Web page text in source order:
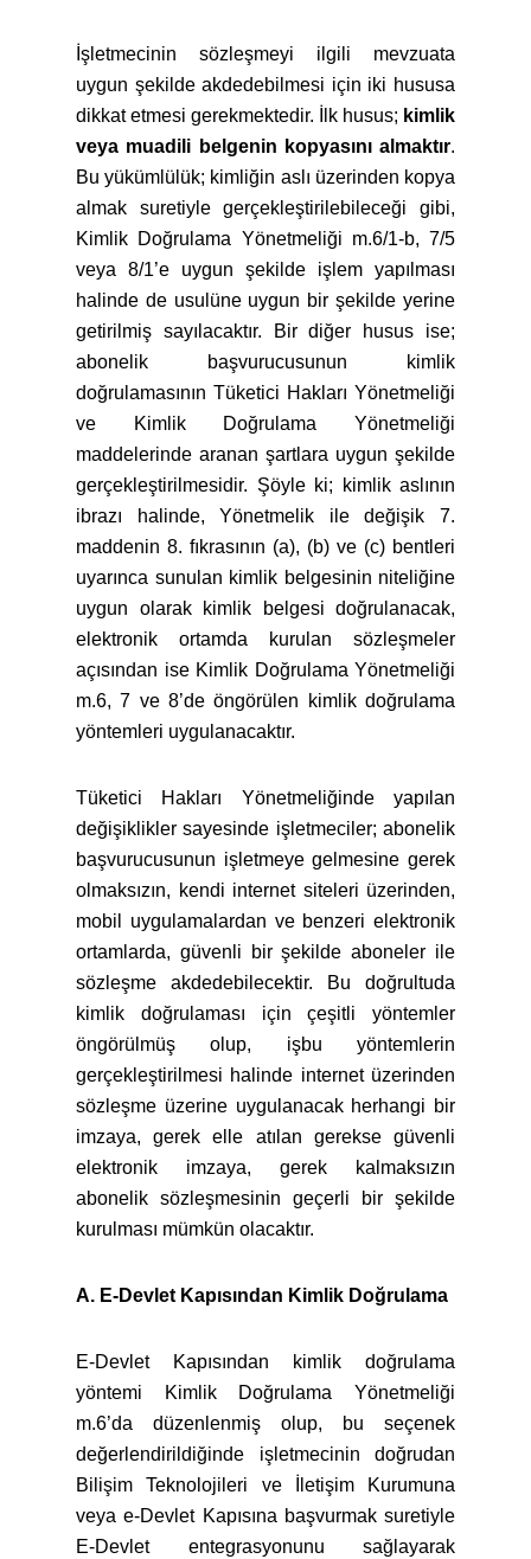
İşletmecinin sözleşmeyi ilgili mevzuata
uygun şekilde akdedebilmesi için iki hususa
dikkat etmesi gerekmektedir. İlk husus; kimlik
veya muadili belgenin kopyasını almaktır.
Bu yükümlülük; kimliğin aslı üzerinden kopya
almak suretiyle gerçekleştirilebileceği gibi,
Kimlik Doğrulama Yönetmeliği m.6/1-b, 7/5
veya 8/1’e uygun şekilde işlem yapılması
halinde de usulüne uygun bir şekilde yerine
getirilmiş sayılacaktır. Bir diğer husus ise;
abonelik başvurucusunun kimlik
doğrulamasının Tüketici Hakları Yönetmeliği
ve Kimlik Doğrulama Yönetmeliği
maddelerinde aranan şartlara uygun şekilde
gerçekleştirilmesidir. Şöyle ki; kimlik aslının
ibrazı halinde, Yönetmelik ile değişik 7.
maddenin 8. fıkrasının (a), (b) ve (c) bentleri
uyarınca sunulan kimlik belgesinin niteliğine
uygun olarak kimlik belgesi doğrulanacak,
elektronik ortamda kurulan sözleşmeler
açısından ise Kimlik Doğrulama Yönetmeliği
m.6, 7 ve 8’de öngörülen kimlik doğrulama
yöntemleri uygulanacaktır.
Tüketici Hakları Yönetmeliğinde yapılan
değişiklikler sayesinde işletmeciler; abonelik
başvurucusunun işletmeye gelmesine gerek
olmaksızın, kendi internet siteleri üzerinden,
mobil uygulamalardan ve benzeri elektronik
ortamlarda, güvenli bir şekilde aboneler ile
sözleşme akdedebilecektir. Bu doğrultuda
kimlik doğrulaması için çeşitli yöntemler
öngörülmüş olup, işbu yöntemlerin
gerçekleştirilmesi halinde internet üzerinden
sözleşme üzerine uygulanacak herhangi bir
imzaya, gerek elle atılan gerekse güvenli
elektronik imzaya, gerek kalmaksızın
abonelik sözleşmesinin geçerli bir şekilde
kurulması mümkün olacaktır.
A. E-Devlet Kapısından Kimlik Doğrulama
E-Devlet Kapısından kimlik doğrulama
yöntemi Kimlik Doğrulama Yönetmeliği
m.6’da düzenlenmiş olup, bu seçenek
değerlendirildiğinde işletmecinin doğrudan
Bilişim Teknolojileri ve İletişim Kurumuna
veya e-Devlet Kapısına başvurmak suretiyle
E-Devlet entegrasyonunu sağlayarak